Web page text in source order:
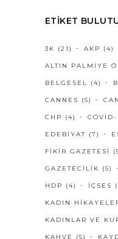
ETIKET
3K (21) AKP (4)
ALTIN PALMIYE
BELGESEL (4)
CANNES (5)
CHP (4) COVID-
EDEBIYAT (7)
FIKIR GAZETESI
GAZETECILIK (5)
HDP (4) IÇSES
KADIN
KADINLAR VE
KAHVE (5)